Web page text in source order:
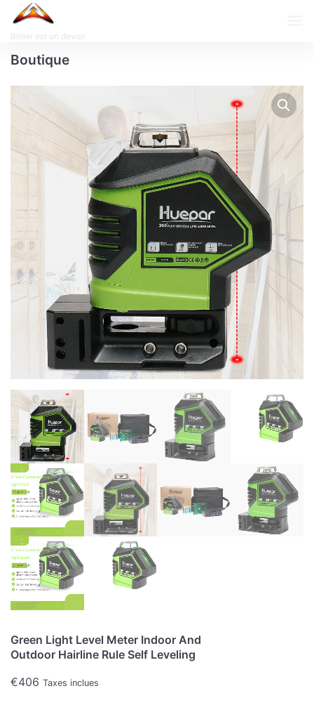
Briller est un devoir
Boutique
Green Light Level Meter Indoor And
Outdoor Hairline Rule Self Leveling
€406 Taxes inclues